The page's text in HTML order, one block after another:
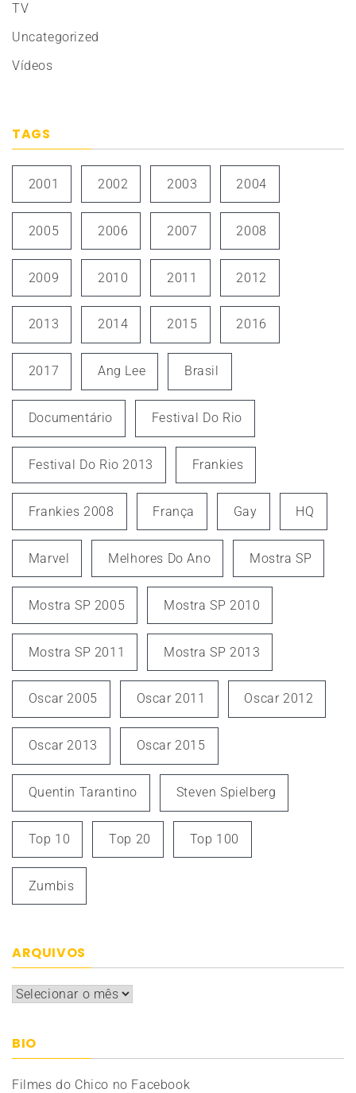
TV
Uncategorized
Vídeos
TAGS
2001 2002 2003 2004
2005 2006 2007 2008
2009 2010 2011 2012
2013 2014 2015 2016
2017 Ang Lee Brasil
Documentário Festival Do Rio
Festival Do Rio 2013 Frankies
Frankies 2008 França Gay HQ
Marvel Melhores Do Ano Mostra SP
Mostra SP 2005 Mostra SP 2010
Mostra SP 2011 Mostra SP 2013
Oscar 2005 Oscar 2011 Oscar 2012
Oscar 2013 Oscar 2015
Quentin Tarantino Steven Spielberg
Top 10 Top 20 Top 100
Zumbis
ARQUIVOS
Arquivos
BIO
Filmes do Chico no Facebook